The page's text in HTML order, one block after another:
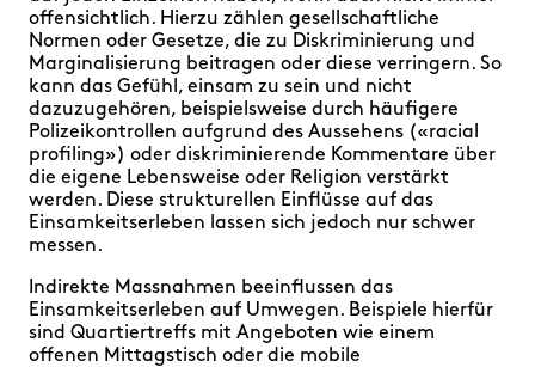
offensichtlich. Hierzu zählen gesellschaftliche
Normen oder Gesetze, die zu Diskriminierung und
Marginalisierung beitragen oder diese verringern. So
kann das Gefühl, einsam zu sein und nicht
dazuzugehören, beispielsweise durch häufigere
Polizeikontrollen aufgrund des Aussehens («racial
profiling») oder diskriminierende Kommentare über
die eigene Lebensweise oder Religion verstärkt
werden. Diese strukturellen Einflüsse auf das
Einsamkeitserleben lassen sich jedoch nur schwer
messen.
Indirekte Massnahmen beeinflussen das
Einsamkeitserleben auf Umwegen. Beispiele hierfür
sind Quartiertreffs mit Angeboten wie einem
offenen Mittagstisch oder die mobile